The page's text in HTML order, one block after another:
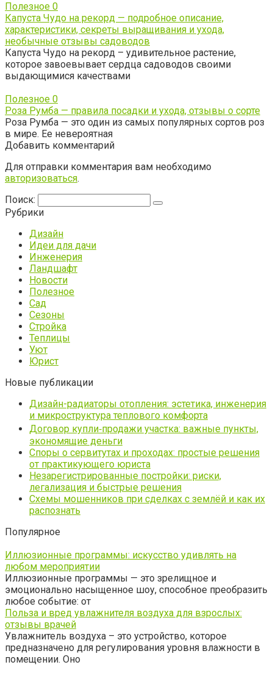
Полезное 0
Капуста Чудо на рекорд — подробное описание,
характеристики, секреты выращивания и ухода,
необычные отзывы садоводов
Капуста Чудо на рекорд – удивительное растение,
которое завоевывает сердца садоводов своими
выдающимися качествами
Полезное 0
Роза Румба — правила посадки и ухода, отзывы о сорте
Роза Румба — это один из самых популярных сортов роз
в мире. Ее невероятная
Добавить комментарий
Для отправки комментария вам необходимо
авторизоваться.
Поиск:
Рубрики
Дизайн
Идеи для дачи
Инженерия
Ландшафт
Новости
Полезное
Сад
Сезоны
Стройка
Теплицы
Уют
Юрист
Новые публикации
Дизайн-радиаторы отопления: эстетика, инженерия
и микроструктура теплового комфорта
Договор купли‑продажи участка: важные пункты,
экономящие деньги
Споры о сервитутах и проходах: простые решения
от практикующего юриста
Незарегистрированные постройки: риски,
легализация и быстрые решения
Схемы мошенников при сделках с землёй и как их
распознать
Популярное
Иллюзионные программы: искусство удивлять на
любом мероприятии
Иллюзионные программы — это зрелищное и
эмоционально насыщенное шоу, способное преобразить
любое событие: от
Польза и вред увлажнителя воздуха для взрослых:
отзывы врачей
Увлажнитель воздуха – это устройство, которое
предназначено для регулирования уровня влажности в
помещении. Оно